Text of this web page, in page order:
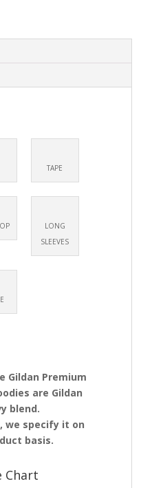
TAPE
LONG
SLEEVES
Gildan Premium
are Gildan
blend.
we specify it on
basis.
Chart